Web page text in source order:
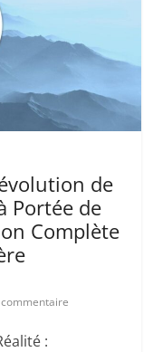
de
Portée de
Complète
: